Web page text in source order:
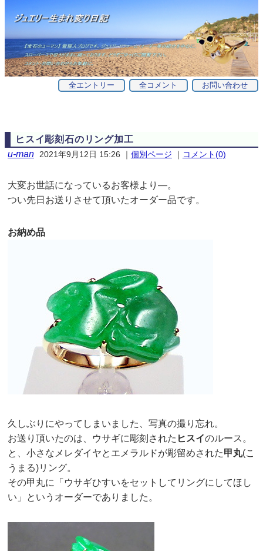
お問い合わせ
全コメント
全エントリー
ヒスイ彫刻石のリング加工
u-man 2021年9月12日 15:26 ｜ 個別ページ ｜ コメント(0)
大変お世話になっているお客様より—。
つい先日お送りさせて頂いたオーダー品です。
お納め品
久しぶりにやってしまいました、写真の撮り忘れ。
お送り頂いたのは、ウサギに彫刻された ヒスイのルース。
と、小さなメレダイヤとエメラルドが彫留めされた甲丸(こ
うまる)リング。
その甲丸に「ウサギひすいをセットしてリングにしてほし
い」というオーダーでありました。